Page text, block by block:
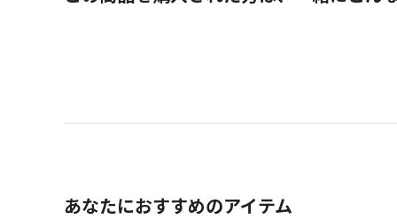
あなたにおすすめのアイテム